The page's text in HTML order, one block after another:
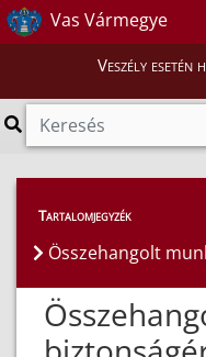
Vas Vármegye
Veszély
Híreink > Hírek
Tartalomjegyzék
Összehangolt